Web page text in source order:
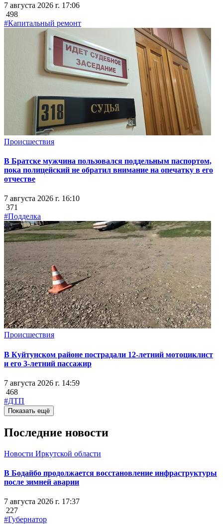
7 августа 2026 г. 17:06
498
#Капитальный ремонт
Происшествия
В Братске мужчина пользовался поддельным паспортом,
пока полицейский не обратил внимание на опечатку в его
отчестве
7 августа 2026 г. 16:10
371
#Подделка
Происшествия
В Куйтунском районе пострадали 12-летний мотоциклист
и его 3-летний пассажир
7 августа 2026 г. 14:59
468
#ДТП
Показать ещё
Последние новости
Новости Иркутской области
В Бодайбо продолжается восстановление инфраструктуры
после зимней аварии
7 августа 2026 г. 17:37
227
#Губернатор